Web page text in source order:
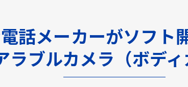
話メーカーがソフト
ラブルカメラ（ボディ